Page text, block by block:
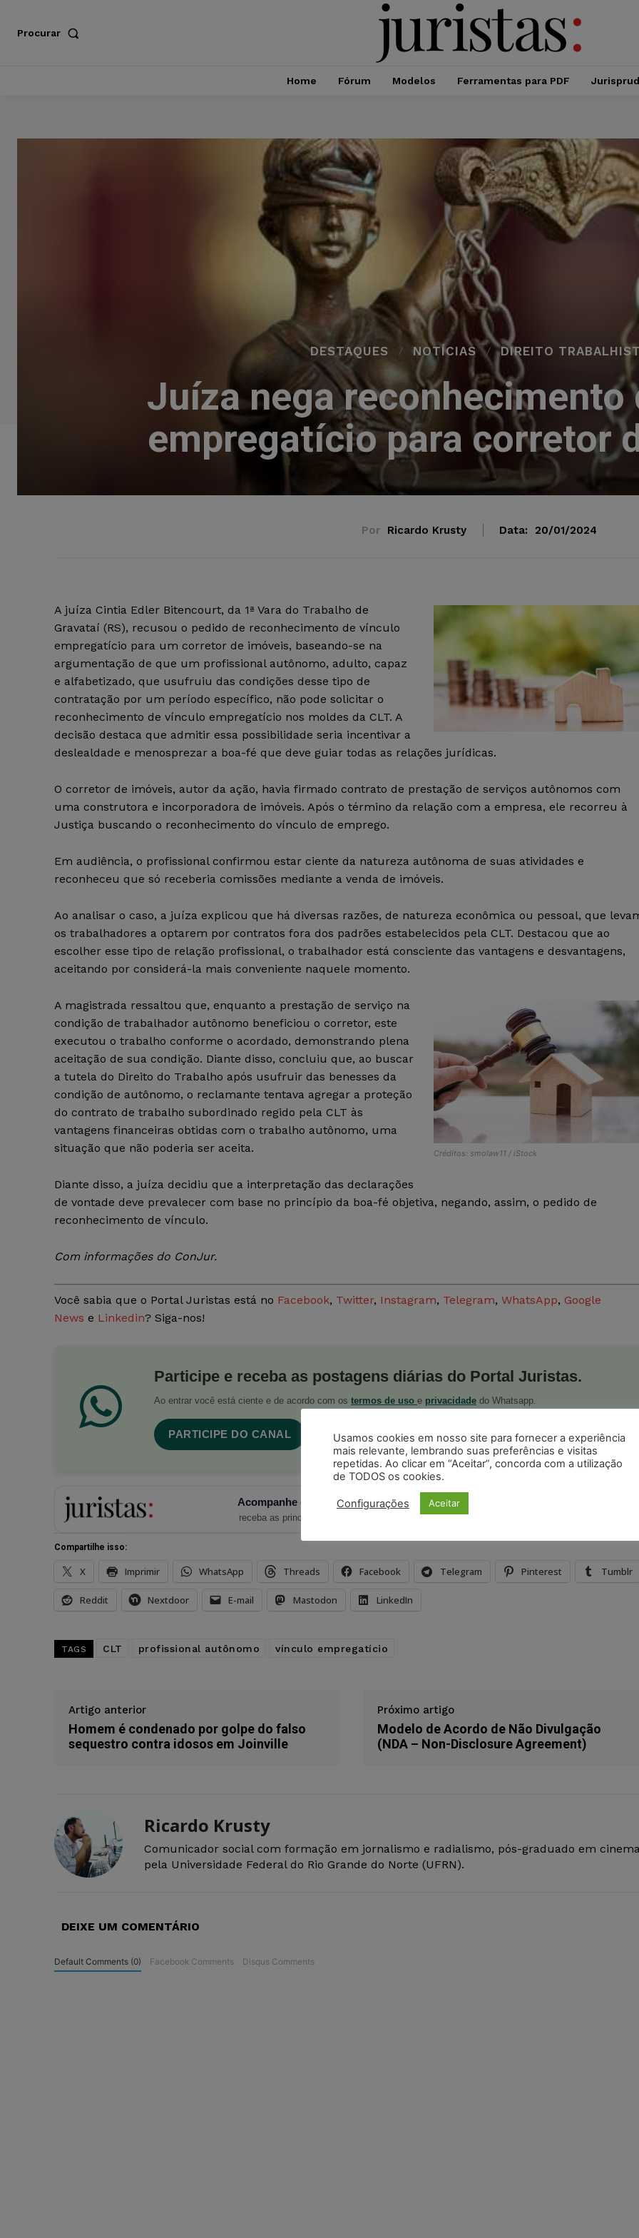
Procurar
Home Fórum Modelos Ferramentas para PDF
DESTAQUES NOTÍCIAS DIREITO
Juíza nega reconhecimento
empregatício para corretor
Por Ricardo Krusty Data: 20/01/2024
A juíza Cintia Edler Bitencourt, da 1ª Vara do Trabalho de
Gravataí (RS), recusou o pedido de reconhecimento de vínculo
empregatício para um corretor de imóveis, baseando-se na
argumentação de que um profissional autônomo, adulto, capaz
e alfabetizado, que usufruiu das condições desse tipo de
contratação por um período específico, não pode solicitar o
reconhecimento de vínculo empregatício nos moldes da CLT. A
decisão destaca que admitir essa possibilidade seria incentivar a
deslealdade e menosprezar a boa-fé que deve guiar todas as relações jurídicas.
O corretor de imóveis, autor da ação, havia firmado contrato de prestação de serviços autônomos com
uma construtora e incorporadora de imóveis. Após o término da relação com a empresa, ele recorreu à
Justiça buscando o reconhecimento do vínculo de emprego.
Em audiência, o profissional confirmou estar ciente da natureza autônoma de suas atividades e
reconheceu que só receberia comissões mediante a venda de imóveis.
Ao analisar o caso, a juíza explicou que há diversas razões, de natureza econômica ou pessoal, que
os trabalhadores a optarem por contratos fora dos padrões estabelecidos pela CLT. Destacou que ao
escolher esse tipo de relação profissional, o trabalhador está consciente das vantagens e desvantagens,
aceitando por considerá-la mais conveniente naquele momento.
Créditos: smolaw11 / iStock
A magistrada ressaltou que, enquanto a prestação de serviço na
condição de trabalhador autônomo beneficiou o corretor, este
executou o trabalho conforme o acordado, demonstrando plena
aceitação de sua condição. Diante disso, concluiu que, ao buscar
a tutela do Direito do Trabalho após usufruir das benesses da
condição de autônomo, o reclamante tentava agregar a proteção
do contrato de trabalho subordinado regido pela CLT às
vantagens financeiras obtidas com o trabalho autônomo, uma
situação que não poderia ser aceita.
Diante disso, a juíza decidiu que a interpretação das declarações
de vontade deve prevalecer com base no princípio da boa-fé objetiva, negando, assim, o pedido de
reconhecimento de vínculo.
Com informações do ConJur.
Você sabia que o Portal Juristas está no Facebook, Twitter, Instagram, Telegram, WhatsApp, Google
News e Linkedin? Siga-nos!
Participe e receba as postagens diárias do Portal Juristas.
Ao entrar você está ciente e de acordo com os termos de uso e privacidade do Whatsapp.
PARTICIPE DO CANAL
Acompanhe o Juristas no Google News
receba as principais notícias jurídicas do Brasil
Compartilhe isso:
X Imprimir WhatsApp Threads Facebook Telegram Pinterest Tumblr
Reddit Nextdoor E-mail Mastodon LinkedIn
TAGS CLT profissional autônomo vínculo empregatício
Artigo anterior
Homem é condenado por golpe do falso
sequestro contra idosos em Joinville
Próximo artigo
Modelo de Acordo de Não Divulgação
(NDA – Non-Disclosure Agreement)
Ricardo Krusty
Comunicador social com formação em jornalismo e radialismo, pós-graduado em
pela Universidade Federal do Rio Grande do Norte (UFRN).
DEIXE UM COMENTÁRIO
Default Comments (0) Facebook Comments Disqus Comments
Usamos cookies em nosso site para fornecer a experiência
mais relevante, lembrando suas preferências e visitas
repetidas. Ao clicar em “Aceitar”, concorda com a utilização
de TODOS os cookies.
Configurações Aceitar